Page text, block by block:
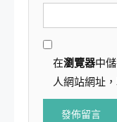
在瀏覽器中
人網站網址